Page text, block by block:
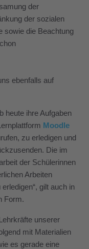
der
der sozialen
sowie die Beachtung
ebenfalls auf
heute ihre Aufgaben
Moodle
zu erledigen und
Die im
der Schülerinnen
Arbeiten
gilt auch in
Form.
unserer
mit Materialien
es gerade eine